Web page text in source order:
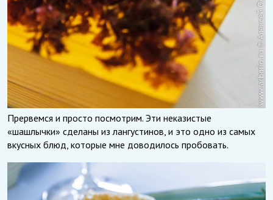
Прервемся и просто посмотрим. Эти неказистые
«шашлычки» сделаны из лангустинов, и это одно из самых
вкусных блюд, которые мне доводилось пробовать.